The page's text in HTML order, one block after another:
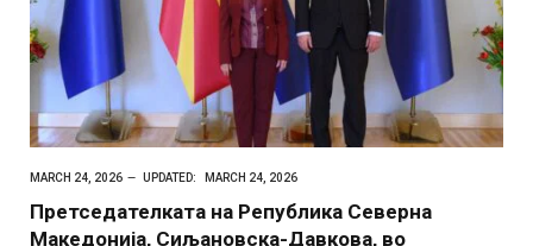
MARCH 24, 2026 UPDATED: MARCH 24, 2026
Претседателката на Република Северна
Македонија, Сиљановска-Давкова, во